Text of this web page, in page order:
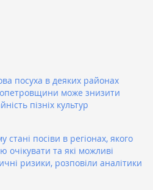
посуха в деяких районах
може знизити
пізніх культур
стані посіви в регіонах, якого
очікувати та які можливі
ризики, розповіли аналітики